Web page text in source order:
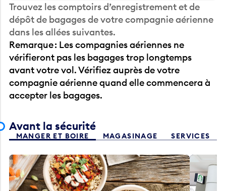
Trouvez les comptoirs d’enregistrement et de
dépôt de bagages de votre compagnie aérienne
dans les allées suivantes.
Remarque : Les compagnies aériennes ne
vérifieront pas les bagages trop longtemps
avant votre vol. Vérifiez auprès de votre
compagnie aérienne quand elle commencera à
accepter les bagages.
Avant la sécurité
MANGER ET BOIRE MAGASINAGE SERVICES